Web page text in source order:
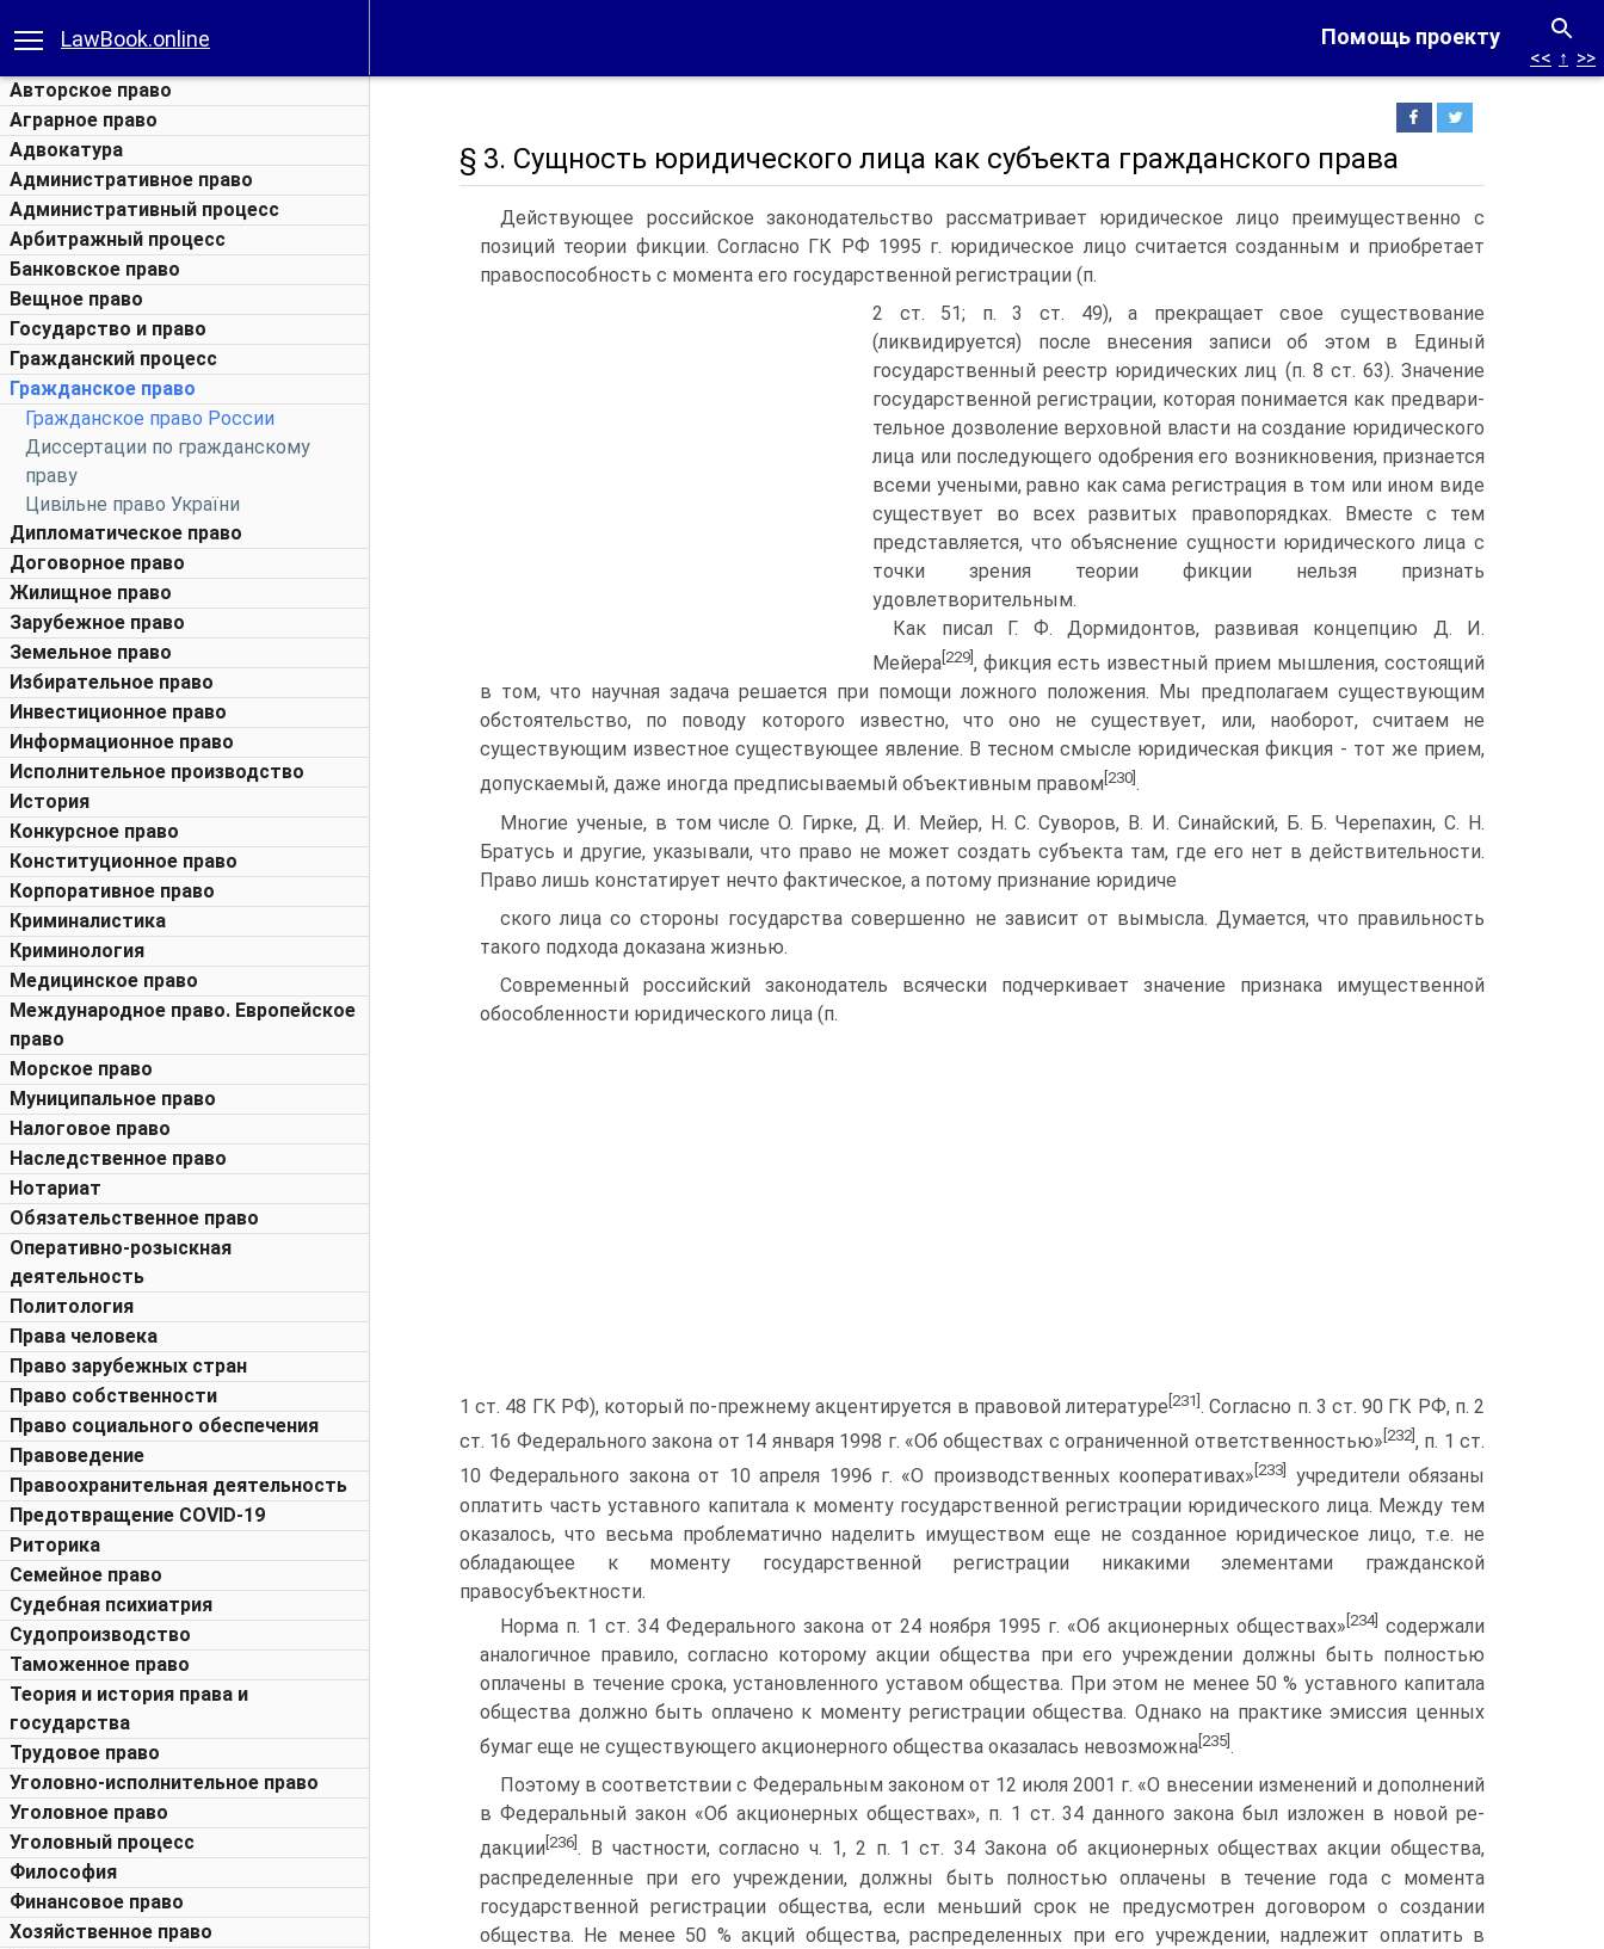
Помощь проекту
LawBook.online
Авторское право
Аграрное право
Адвокатура
Административное право
Административный процесс
Арбитражный процесс
Банковское право
Вещное право
Государство и право
Гражданский процесс
Гражданское право
Гражданское право России
Диссертации по гражданскому
праву
Цивільне право України
Дипломатическое право
Договорное право
Жилищное право
Зарубежное право
Земельное право
Избирательное право
Инвестиционное право
Информационное право
Исполнительное производство
История
Конкурсное право
Конституционное право
Корпоративное право
Криминалистика
Криминология
Медицинское право
Международное право. Европейское
право
Морское право
Муниципальное право
Налоговое право
Наследственное право
Нотариат
Обязательственное право
Оперативно-розыскная
деятельность
Политология
Права человека
Право зарубежных стран
Право собственности
Право социального обеспечения
Правоведение
Правоохранительная деятельность
Предотвращение COVID-19
Риторика
Семейное право
Судебная психиатрия
Судопроизводство
Таможенное право
Теория и история права и
государства
Трудовое право
Уголовно-исполнительное право
Уголовное право
Уголовный процесс
Философия
Финансовое право
Хозяйственное право
<< ↑ >>
§ 3. Сущность юридического лица как субъекта гражданского права
Действующее российское законодательство рассматривает юридическое лицо преимущественно с
позиций теории фикции. Согласно ГК РФ 1995 г. юридическое лицо считается созданным и приобретает
правоспособность с момента его государственной регистрации (п.
2 ст. 51; п. 3 ст. 49), а пре­кращает свое существование
(ликвидируется) после внесения записи об этом в Единый
государственный реестр юридических лиц (п. 8 ст. 63). Зна­чение
государственной регистрации, которая понимается как предвари­
тельное дозволение верховной власти на создание юридического
лица или последующего одобрения его возникновения, признается
всеми учеными, равно как сама регистрация в том или ином виде
существует во всех разви­тых правопорядках. Вместе с тем
представляется, что объяснение сущно­сти юридического лица с
точки зрения теории фикции нельзя признать
удовлетворительным.
Как писал Г. Ф. Дормидонтов, развивая концепцию Д. И.
Мейера [229] , фикция есть известный прием мышления, состоящий
в том, что научная задача решается при помощи ложного положения. Мы предполагаем су­ществующим
обстоятельство, по поводу которого известно, что оно не существует, или, наоборот, считаем не
существующим известное сущест­вующее явление. В тесном смысле юридическая фикция - тот же прием,
допускаемый, даже иногда предписываемый объективным правом [230] .
Многие ученые, в том числе О. Гирке, Д. И. Мейер, Н. С. Суворов, В. И. Синайский, Б. Б. Черепахин, С. Н.
Братусь и другие, указывали, что право не может создать субъекта там, где его нет в действительности.
Пра­во лишь констатирует нечто фактическое, а потому признание юридиче­
ского лица со стороны государства совершенно не зависит от вымысла. Думается, что правильность
такого подхода доказана жизнью.
Современный российский законодатель всячески подчеркивает значение признака имущественной
обособленности юридического лица (п.
1 ст. 48 ГК РФ), который по-прежнему акцентируется в правовой литературе[231]. Со­гласно п. 3 ст. 90 ГК РФ, п. 2
ст. 16 Федерального закона от 14 января 1998 г. «Об обществах с ограниченной ответственностью» [232] , п. 1 ст.
10 Федерального закона от 10 апреля 1996 г. «О производственных коопера­тивах»[233]
учредители обязаны
оплатить часть уставного капитала к момен­ту государственной регистрации юридического лица. Между тем
оказа­лось, что весьма проблематично наделить имуществом еще не созданное юридическое лицо, т.е. не
обладающее к моменту государственной реги­страции никакими элементами гражданской
правосубъектности.
Норма п. 1 ст. 34 Федерального закона от 24 ноября 1995 г. «Об ак­ционерных обществах» [234] содержали
аналогичное правило, согласно которо­му акции общества при его учреждении должны быть полностью
оплаче­ны в течение срока, установленного уставом общества. При этом не менее 50 % уставного капитала
общества должно быть оплачено к моменту реги­страции общества. Однако на практике эмиссия ценных
бумаг еще не су­ществующего акционерного общества оказалась невозможна [235] .
Поэтому в соответствии с Федеральным законом от 12 июля 2001 г. «О внесении изменений и дополнений
в Федеральный закон «Об акцио­нерных обществах», п. 1 ст. 34 данного закона был изложен в новой ре­
дакции [236] . В частности, согласно ч. 1, 2 п. 1 ст. 34 Закона об акционерных обществах акции общества,
распределенные при его учреждении, должны быть полностью оплачены в течение года с момента
государственной ре­гистрации общества, если меньший срок не предусмотрен договором о создании
общества. Не менее 50 % акций общества, распределенных при его учреждении, надлежит оплатить в